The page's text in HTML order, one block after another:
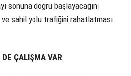
sonuna doğru başlayacağını
sahil yolu trafiğini rahatlatması
DE ÇALIŞMA VAR